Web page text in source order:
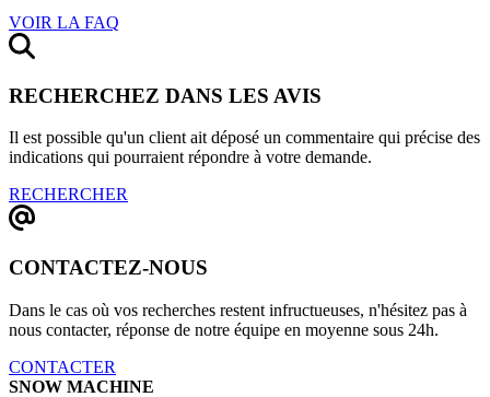
VOIR LA FAQ
RECHERCHEZ DANS LES AVIS
Il est possible qu'un client ait déposé un commentaire qui précise des
indications qui pourraient répondre à votre demande.
RECHERCHER
CONTACTEZ-NOUS
Dans le cas où vos recherches restent infructueuses, n'hésitez pas à
nous contacter, réponse de notre équipe en moyenne sous 24h.
CONTACTER
SNOW MACHINE